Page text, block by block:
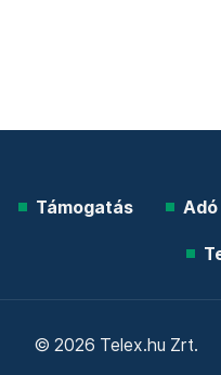
Támogatás Adó
© 2026 Telex.hu Zrt.